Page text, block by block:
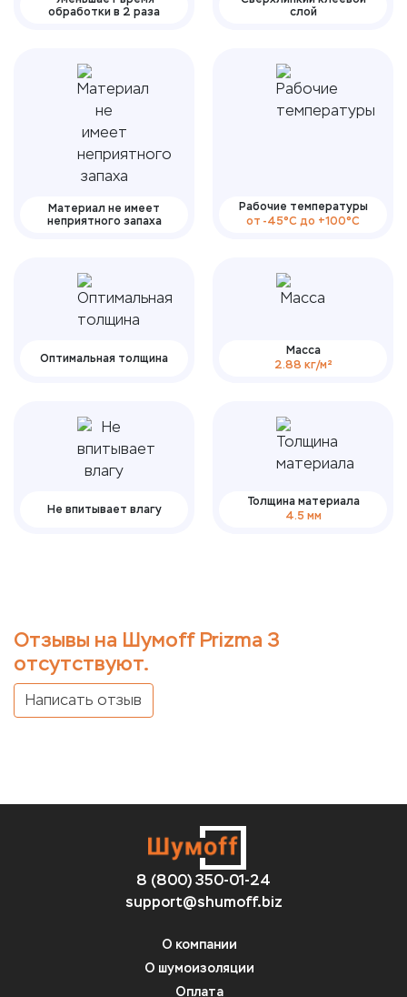
обработки в 2 раза
слой
Материал не имеет
неприятного запаха
Рабочие температуры
от -45°С до +100°С
Оптимальная толщина
Масса
2.88 кг/м²
Не впитывает влагу
Толщина материала
4.5 мм
Отзывы на Шумoff Prizma 3
отсутствуют.
Написать отзыв
8 (800) 350-01-24
support@shumoff.biz
О компании
О шумоизоляции
Оплата